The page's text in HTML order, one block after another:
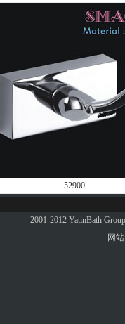
52900
2001-2012 YatinBath
网